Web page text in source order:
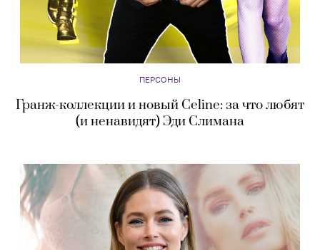
ПЕРСОНЫ
Гранж-коллекции и новый Celine: за что любят
(и ненавидят) Эди Слимана